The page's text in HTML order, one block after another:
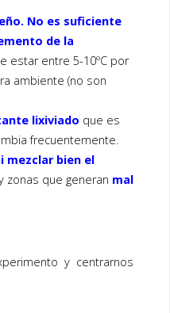
No es suficiente
de la
estar entre 5-10ºC por
ambiente (no son
lixiviado que es
frecuentemente.
mezclar bien el
zonas que generan mal
y centrarnos